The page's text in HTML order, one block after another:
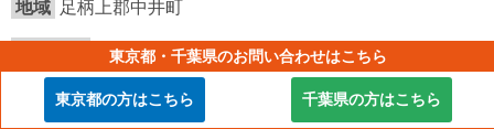
地域 足柄上郡中井町
屋根塗装
東京都・千葉県のお問い合わせはこちら
東京都の方はこちら 千葉県の方はこちら